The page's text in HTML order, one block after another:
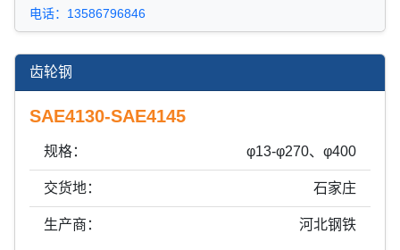
电话：13586796846
齿轮钢
SAE4130-SAE4145
规格： φ13-φ270、φ400
交货地： 石家庄
生产商： 河北钢铁